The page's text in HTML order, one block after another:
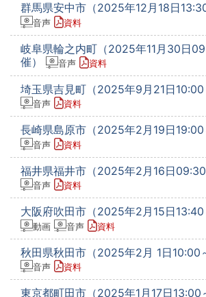
群馬県安中市（2025年12月18日
音声 資料
岐阜県輪之内町（2025年11月30日
催）
音声 資料
埼玉県吉見町（2025年9月21日10:00
音声 資料
長崎県島原市（2025年2月19日19:00
音声 資料
福井県福井市（2025年2月16日09:30
音声 資料
大阪府吹田市（2025年2月15日13:40
動画 音声 資料
秋田県秋田市（2025年2月 1日10:00
音声 資料
東京都町田市（2025年1月17日13:00